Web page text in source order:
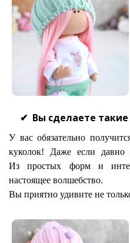
Вы сделаете
У вас обязательно
куколок! Даже если
Из простых форм и
настоящее волшебство.
Вы приятно удивите не